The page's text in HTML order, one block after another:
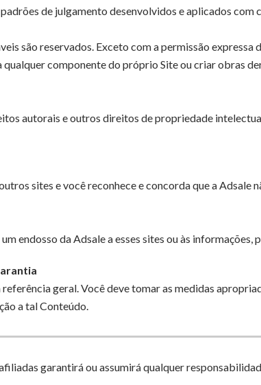
de julgamento desenvolvidos e aplicados
​​são reservados. Exceto com a permissão
componente do próprio Site ou criar obras
autorais e outros direitos de propriedade
sites e você reconhece e concorda que a
endosso da Adsale a esses sites ou às
geral. Você deve tomar as medidas
a tal Conteúdo.
garantirá ou assumirá qualquer